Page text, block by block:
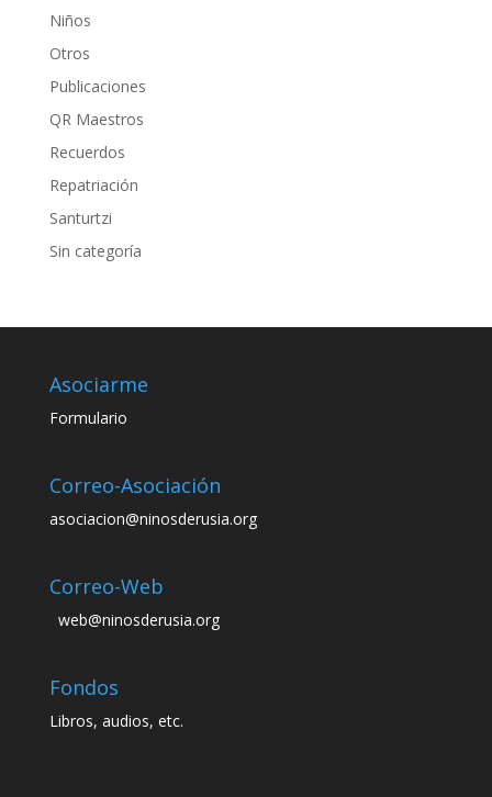
Niños
Otros
Publicaciones
QR Maestros
Recuerdos
Repatriación
Santurtzi
Sin categoría
Asociarme
Formulario
Correo-Asociación
asociacion@ninosderusia.org
Correo-Web
web@ninosderusia.org
Fondos
Libros, audios, etc.